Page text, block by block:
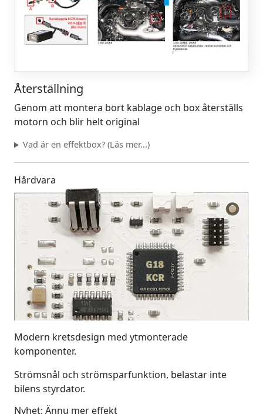
Återställning
Genom att montera bort kablage och box återställs
motorn och blir helt original
Vad är en effektbox? (Läs mer...)
Hårdvara
Modern kretsdesign med ytmonterade
komponenter.
Strömsnål och strömsparfunktion, belastar inte
bilens styrdator.
Nyhet: Ännu mer effekt